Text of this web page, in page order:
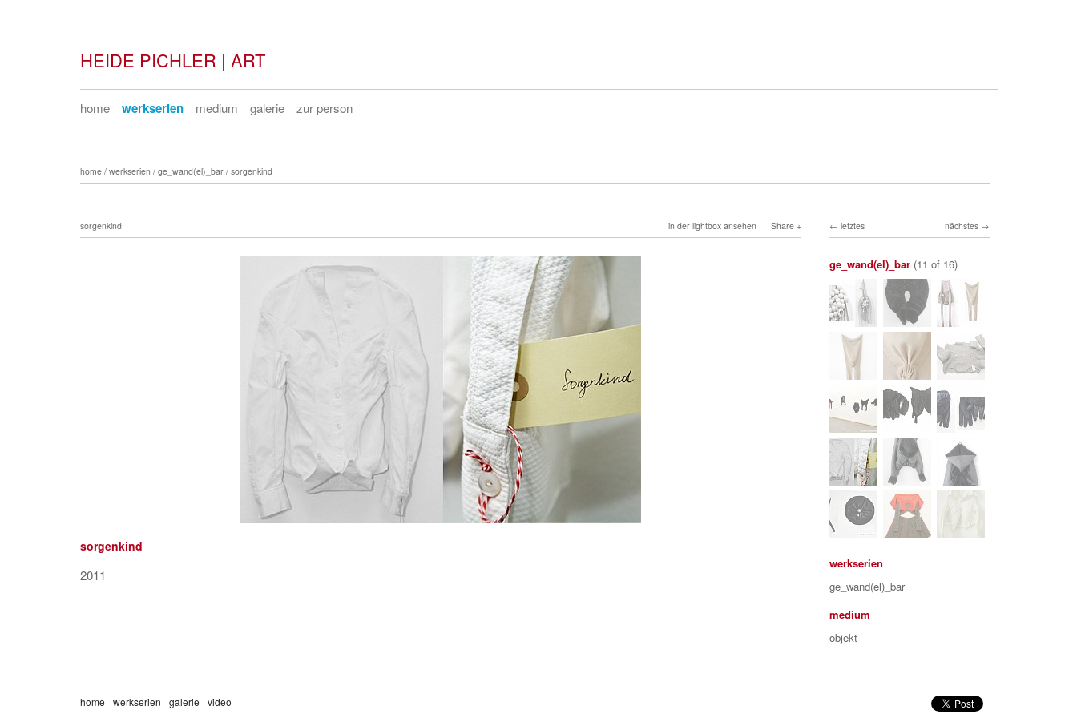
HEIDE PICHLER | ART
home werkserien medium galerie zur person
home/ werkserien / ge_wand(el)_bar/ sorgenkind
sorgenkind in der lightbox ansehen Share
sorgenkind
2011
nächstes
letztes
ge_wand(el)_bar (11 of 16)
werkserien
ge_wand(el)_bar
medium
objekt
home werkserien galerie video